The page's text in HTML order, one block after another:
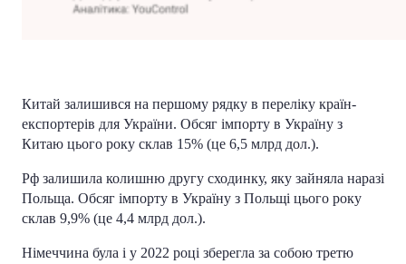
Китай залишився на першому рядку в переліку країн-
експортерів для України. Обсяг імпорту в Україну з
Китаю цього року склав 15% (це 6,5 млрд дол.).
Рф залишила колишню другу сходинку, яку зайняла наразі
Польща. Обсяг імпорту в Україну з Польщі цього року
склав 9,9% (це 4,4 млрд дол.).
Німеччина була і у 2022 році зберегла за собою третю